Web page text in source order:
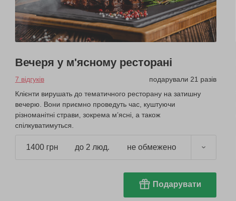
Вечеря у м'ясному ресторані
7 відгуків
подарували 21 разів
Клієнти вирушать до тематичного ресторану на затишну
вечерю. Вони приємно проведуть час, куштуючи
різноманітні страви, зокрема м’ясні, а також
спілкуватимуться.
1400 грн до 2 люд. не обмежено
Подарувати